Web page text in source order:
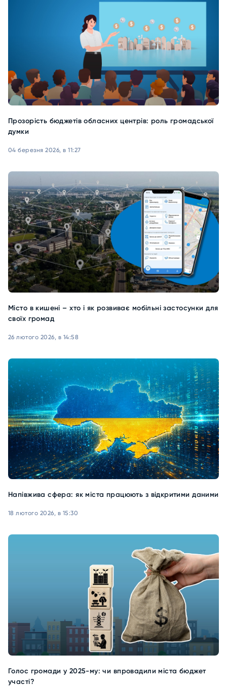
Прозорість бюджетів обласних центрів: роль громадської
думки
04 березня 2026, в 11:27
Місто в кишені – хто і як розвиває мобільні застосунки для
своїх громад
26 лютого 2026, в 14:58
Напівжива сфера: як міста працюють з відкритими даними
18 лютого 2026, в 15:30
Голос громади у 2025-му: чи впровадили міста бюджет
участі?